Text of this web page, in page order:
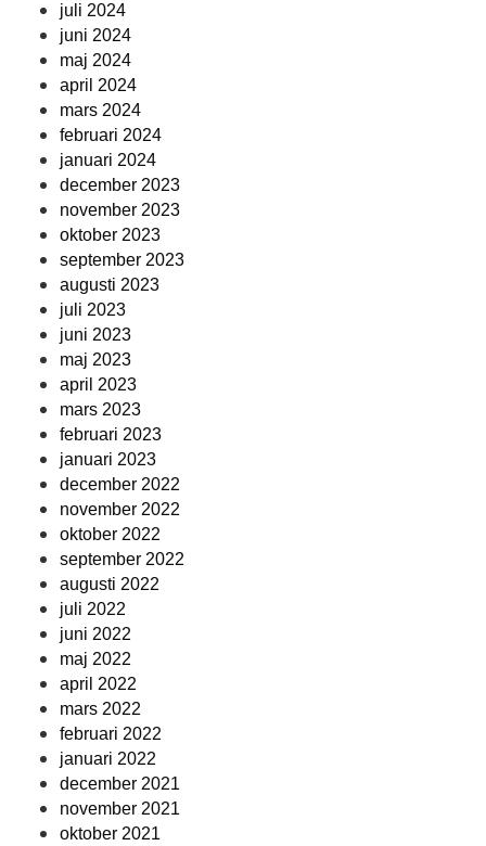
juli 2024
juni 2024
maj 2024
april 2024
mars 2024
februari 2024
januari 2024
december 2023
november 2023
oktober 2023
september 2023
augusti 2023
juli 2023
juni 2023
maj 2023
april 2023
mars 2023
februari 2023
januari 2023
december 2022
november 2022
oktober 2022
september 2022
augusti 2022
juli 2022
juni 2022
maj 2022
april 2022
mars 2022
februari 2022
januari 2022
december 2021
november 2021
oktober 2021